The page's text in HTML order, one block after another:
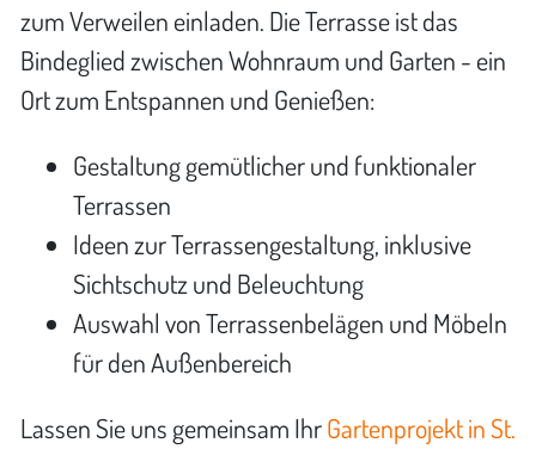
zum Verweilen einladen. Die Terrasse ist das
Bindeglied zwischen Wohnraum und Garten - ein
Ort zum Entspannen und Genießen:
Gestaltung gemütlicher und funktionaler
Terrassen
Ideen zur Terrassengestaltung, inklusive
Sichtschutz und Beleuchtung
Auswahl von Terrassenbelägen und Möbeln
für den Außenbereich
Lassen Sie uns gemeinsam IhrGartenprojekt in St.